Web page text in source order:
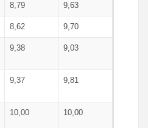
8,79 9,63
8,62 9,70
9,38 9,03
9,37 9,81
10,00 10,00